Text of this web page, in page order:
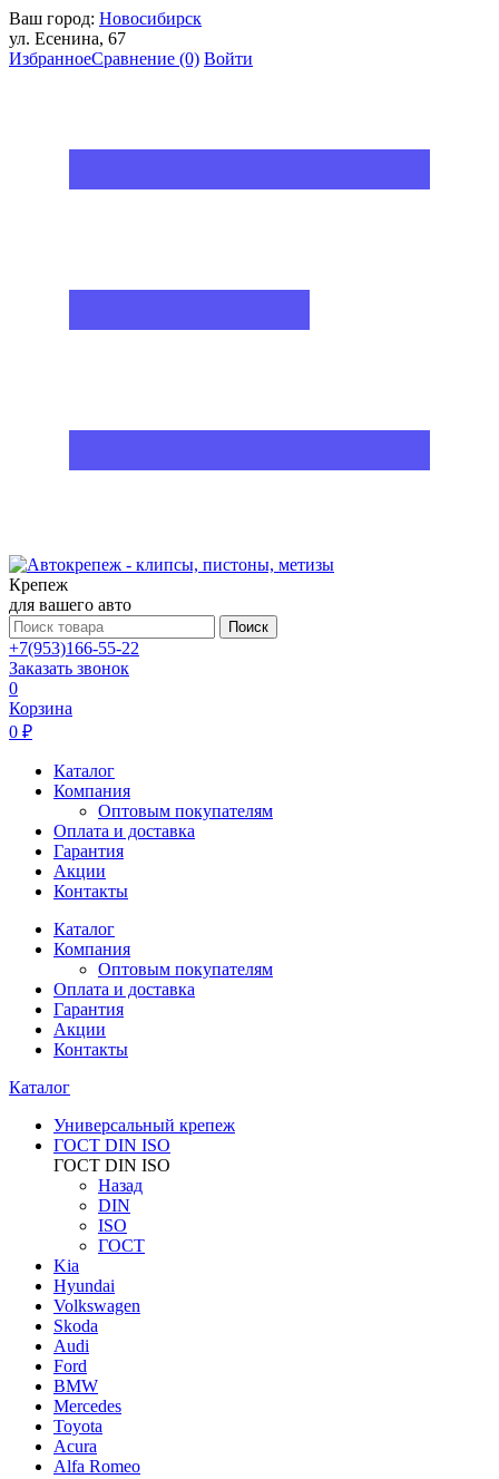
Ваш город: Новосибирск
ул. Есенина, 67
ИзбранноеСравнение (0) Войти
Крепеж
для вашего авто
Поиск
+7(953)166-55-22
Заказать звонок
0
Корзина
0 ₽
Каталог
Компания
Оптовым покупателям
Оплата и доставка
Гарантия
Акции
Контакты
Каталог
Компания
Оптовым покупателям
Оплата и доставка
Гарантия
Акции
Контакты
Каталог
Универсальный крепеж
ГОСТ DIN ISO
ГОСТ DIN ISO
Назад
DIN
ISO
ГОСТ
Kia
Hyundai
Volkswagen
Skoda
Audi
Ford
BMW
Mercedes
Toyota
Acura
Alfa Romeo